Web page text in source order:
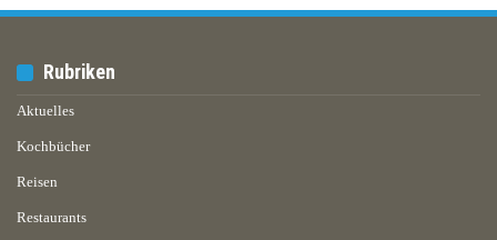
Rubriken
Aktuelles
Kochbücher
Reisen
Restaurants